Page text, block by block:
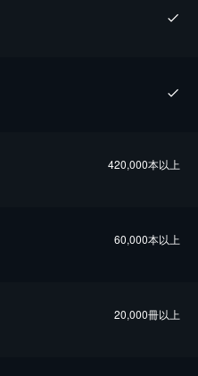
420,000本以上
60,000本以上
20,000冊以上